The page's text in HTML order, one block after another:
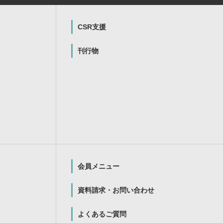
CSR支援
刊行物
会員メニュー
資料請求・お問い合わせ
よくあるご質問